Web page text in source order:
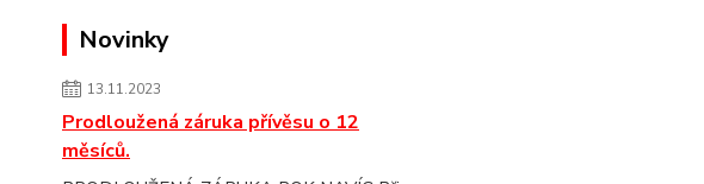
Novinky
13.11.2023
Prodloužená záruka přívěsu o 12
měsíců.